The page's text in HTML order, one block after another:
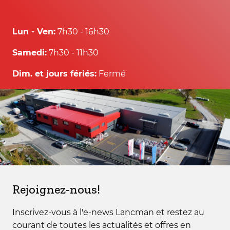
Lun - Ven: 7h30 - 16h30
Samedi: 7h30 - 11h30
Dim. et jours fériés: Fermé
Rejoignez-nous!
Inscrivez-vous à l'e-news Lancman et restez au
courant de toutes les actualités et offres en